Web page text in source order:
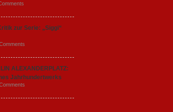
zur Serie: „Siggi“
ALEXANDERPLATZ:
Jahrhundertwerks